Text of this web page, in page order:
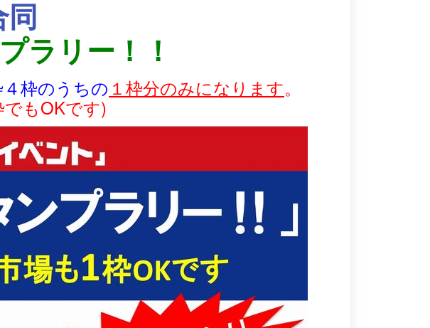
ラリー！！
枠のうちの １枠分のみになります。
もOKです)